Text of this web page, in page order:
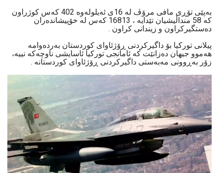
بەپێی تۆڕی مافی مرۆڤ لە 16ی ئەیلولەوە 402 کەس کوژراون
کە 58 منداڵیشیان تێدایە ، 16813 کەس لە خۆپیشاندەران
دەستگیرکراون و زیندانی کراون .
پیلانی تورکیا بۆ داگیرکردنی ڕۆژئاوای کوردستان بەردەوامە
هەموو جیهان دەزانێت کە ئامانجی تورکیا ئاسایشی ناوچەكە نییە،
زۆر بەڕوونی مەبەستی داگیرکردنی ڕۆژئاوای کوردستانە .